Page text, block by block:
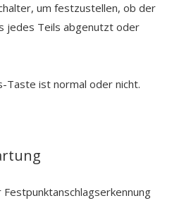
um festzustellen, ob der
jedes Teils abgenutzt oder
Taste ist normal oder nicht.